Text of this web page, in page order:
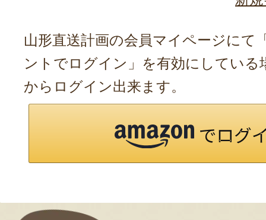
山形直送計画の会員マイページにて
ントでログイン」を有効にしている
からログイン出来ます。